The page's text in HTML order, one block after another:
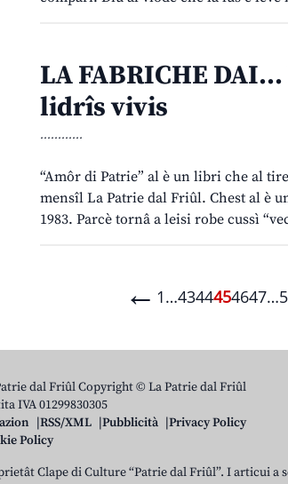
LA FABRICHE
lidrîs vivis
............
“Amôr di Patrie” al è un libri che al
mensîl La Patrie dal Friûl. Chest al è
1983. Parcè tornâ a leisi robe cussì
← 1…4344454647…
dal Friûl Copyright © La Patrie dal Friûl
IVA 01299830305
RSS/XML Pubblicità
Privacy Policy
Policy
Clape di Culture “Patrie dal Friûl”. I articui a